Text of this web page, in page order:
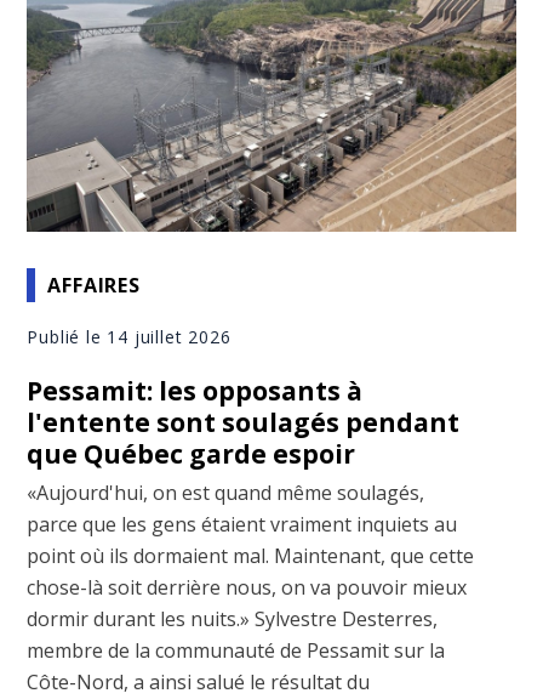
AFFAIRES
Publié le 14 juillet 2026
Pessamit: les opposants à
l'entente sont soulagés pendant
que Québec garde espoir
«Aujourd'hui, on est quand même soulagés,
parce que les gens étaient vraiment inquiets au
point où ils dormaient mal. Maintenant, que cette
chose-là soit derrière nous, on va pouvoir mieux
dormir durant les nuits.» Sylvestre Desterres,
membre de la communauté de Pessamit sur la
Côte-Nord, a ainsi salué le résultat du